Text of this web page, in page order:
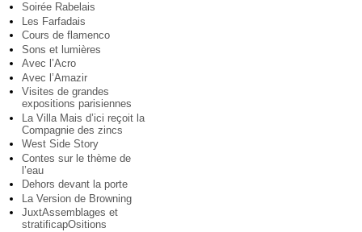
Soirée Rabelais
Les Farfadais
Cours de flamenco
Sons et lumières
Avec l’Acro
Avec l’Amazir
Visites de grandes
expositions parisiennes
La Villa Mais d’ici reçoit la
Compagnie des zincs
West Side Story
Contes sur le thème de
l’eau
Dehors devant la porte
La Version de Browning
JuxtAssemblages et
stratificapOsitions